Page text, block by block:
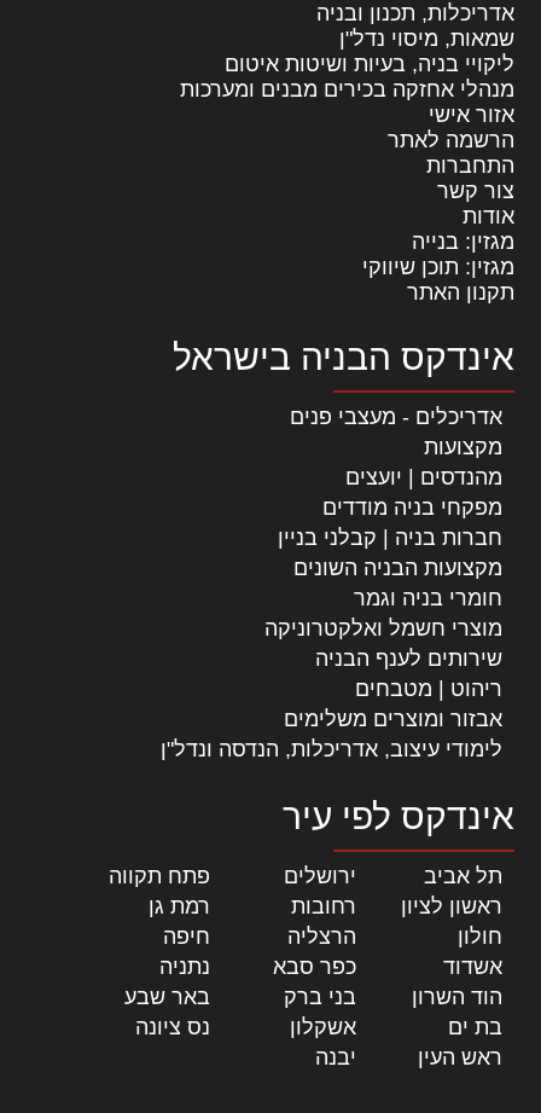
אדריכלות, תכנון ובניה
שמאות, מיסוי נדל"ן
ליקויי בניה, בעיות ושיטות איטום
מנהלי אחזקה בכירים מבנים ומערכות
אזור אישי
הרשמה לאתר
התחברות
צור קשר
אודות
מגזין: בנייה
מגזין: תוכן שיווקי
תקנון האתר
אינדקס הבניה בישראל
אדריכלים - מעצבי פנים
מקצועות
מהנדסים | יועצים
מפקחי בניה מודדים
חברות בניה | קבלני בניין
מקצועות הבניה השונים
חומרי בניה וגמר
מוצרי חשמל ואלקטרוניקה
שירותים לענף הבניה
ריהוט | מטבחים
אבזור ומוצרים משלימים
לימודי עיצוב, אדריכלות, הנדסה ונדל"ן
אינדקס לפי עיר
תל אביב ירושלים פתח תקווה
ראשון לציון
רחובות רמת גן
חולון
הרצליה חיפה
אשדוד
כפר סבא נתניה
הוד השרון
בני ברק באר שבע
בת ים
אשקלון נס ציונה
ראש העין
יבנה